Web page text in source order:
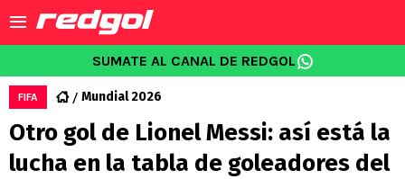
SUMATE AL CANAL DE REDGOL
FIFA Mundial 2026
Otro gol de Lionel Messi: así está la
lucha en la tabla de goleadores del